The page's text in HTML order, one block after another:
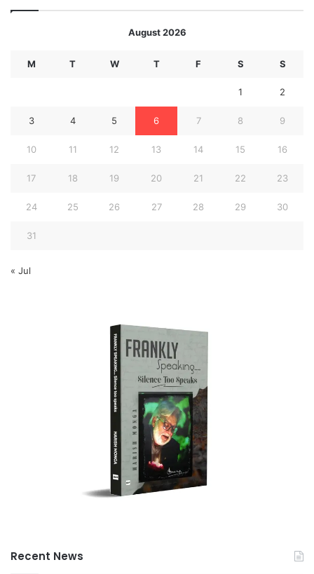
August 2026
M T W T F S S
1 2
3 4 5 6 7 8 9
10 11 12 13 14 15 16
17 18 19 20 21 22 23
24 25 26 27 28 29 30
31
« Jul
Recent News